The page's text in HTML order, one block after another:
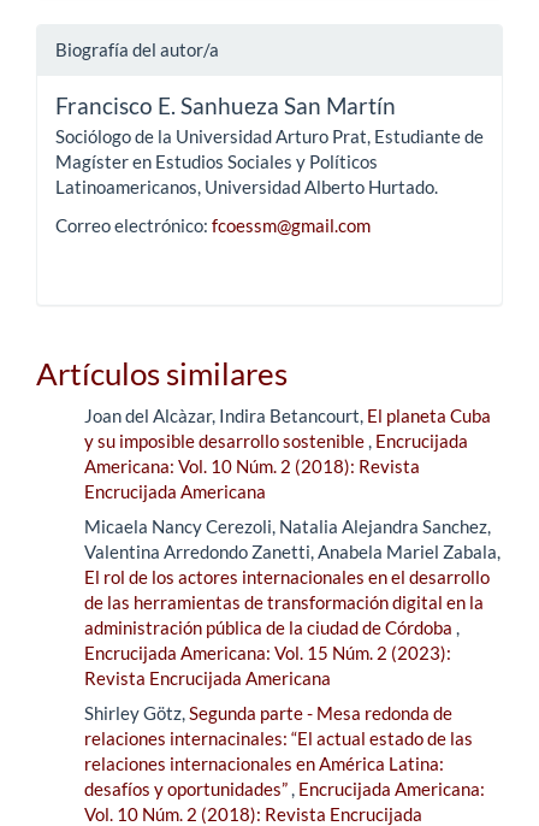
Biografía del autor/a
Francisco E. Sanhueza San Martín
Sociólogo de la Universidad Arturo Prat, Estudiante de
Magíster en Estudios Sociales y Políticos
Latinoamericanos, Universidad Alberto Hurtado.
Correo electrónico: fcoessm@gmail.com
Artículos similares
Joan del Alcàzar, Indira Betancourt, El planeta Cuba
y su imposible desarrollo sostenible, Encrucijada
Americana: Vol. 10 Núm. 2 (2018): Revista
Encrucijada Americana
Micaela Nancy Cerezoli, Natalia Alejandra Sanchez,
Valentina Arredondo Zanetti, Anabela Mariel Zabala,
El rol de los actores internacionales en el desarrollo
de las herramientas de transformación digital en la
administración pública de la ciudad de Córdoba ,
Encrucijada Americana: Vol. 15 Núm. 2 (2023):
Revista Encrucijada Americana
Shirley Götz,Segunda parte - Mesa redonda de
relaciones internacinales: “El actual estado de las
relaciones internacionales en América Latina:
desafíos y oportunidades”, Encrucijada Americana:
Vol. 10 Núm. 2 (2018): Revista Encrucijada